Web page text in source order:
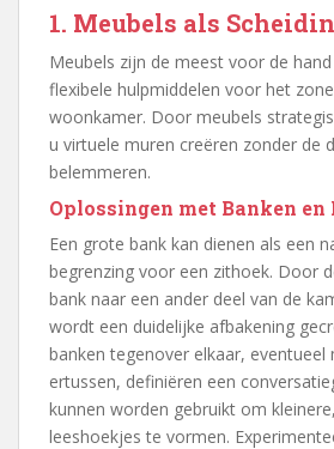
1. Meubels als
Meubels zijn de meest voor de
flexibele hulpmiddelen voor het
woonkamer. Door meubels
u virtuele muren creëren zonder de
belemmeren.
Oplossingen met Banken en
Een grote bank kan dienen als een
begrenzing voor een zithoek. Door
bank naar een ander deel van de
wordt een duidelijke afbakening
banken tegenover elkaar,
ertussen, definiëren een
kunnen worden gebruikt om
leeshoekjes te vormen.